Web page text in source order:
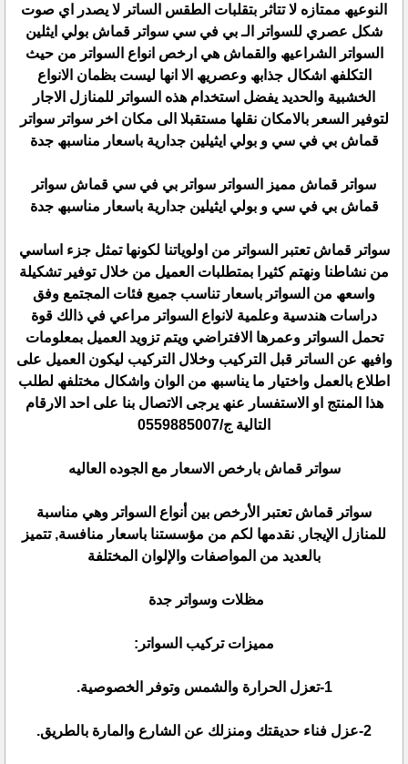
النوعیھ ممتازه لا تتاثر بتقلبات الطقس الساتر لا یصدر اي صوت
شكل عصري للسواتر الـ بي في سي سواتر قماش بولي ایثلین
السواتر الشراعیھ والقماش ھي ارخص انواع السواتر من حیث
التكلفھ اشكال جذابھ وعصریھ الا انھا لیست بظمان الانواع
الخشبیة والحدید یفضل استخدام ھذه السواتر للمنازل الاجار
لتوفیر السعر بالامكان نقلھا مستقبلا الى مكان اخر سواتر سواتر
قماش بي في سي و بولي ایثیلین جداریة باسعار مناسبھ جدة
سواتر قماش ممیز السواتر سواتر بي في سي قماش سواتر
قماش بي في سي و بولي ایثیلین جداریة باسعار مناسبھ جدة
سواتر قماش تعتبر السواتر من اولویاتنا لكونھا تمثل جزء اساسي
من نشاطنا ونھتم كثیرا بمتطلبات العمیل من خلال توفیر تشكیلة
واسعھ من السواتر باسعار تناسب جمیع فئات المجتمع وفق
دراسات ھندسیة وعلمیة لانواع السواتر مراعي في ذالك قوة
تحمل السواتر وعمرھا الافتراضي ویتم تزوید العمیل بمعلومات
وافیھ عن الساتر قبل التركیب وخلال التركیب لیكون العمیل على
اطلاع بالعمل واختیار ما یناسبھ من الوان واشكال مختلفھ لطلب
ھذا المنتج او الاستفسار عنھ یرجى الاتصال بنا على احد الارقام
التالیة ج/0559885007
سواتر قماش بارخص الاسعار مع الجوده العاليه
سواتر قماش تعتبر الأرخص بين أنواع السواتر وهي مناسبة
للمنازل الإيجار, نقدمها لكم من مؤسستنا باسعار منافسة, تتميز
بالعديد من المواصفات والإلوان المختلفة
مظلات وسواتر جدة
مميزات تركيب السواتر:
1-تعزل الحرارة والشمس وتوفر الخصوصية.
2-عزل فناء حديقتك ومنزلك عن الشارع والمارة بالطريق.